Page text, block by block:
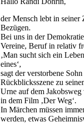
der Mensch lebt in seiner
Bezügen.
Bei uns in der
Vereine, Beruf in relativ
‚Man sucht sich ein
eines‘,
sagt der verstorbene
Rückblicksszene zu
Urne auf dem Jakobsweg
in dem Film ‚Der Weg‘.
In Märchen müssen
werden, etwas